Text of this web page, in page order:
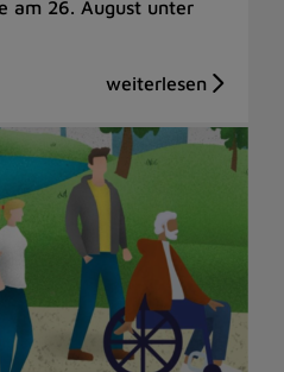
am 26. August unter